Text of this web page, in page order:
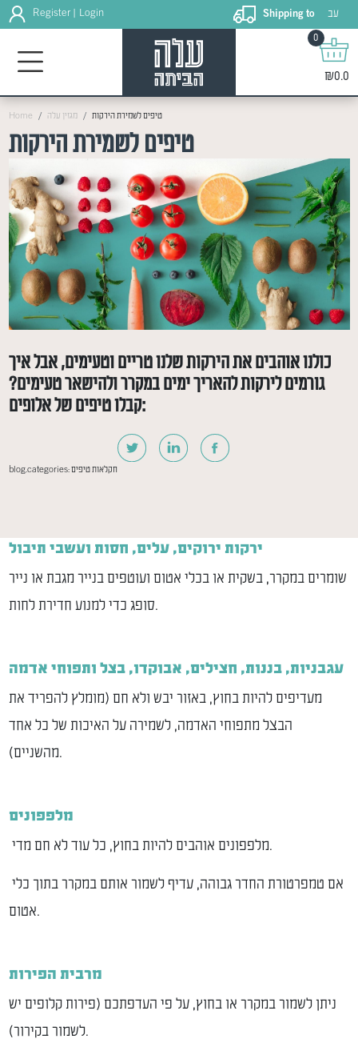
Register Login Shipping to
עב
0
₪0.0
Home מגזין עלה טיפים לשמירת הירקות
טיפים לשמירת הירקות
כולנו אוהבים את הירקות שלנו טריים וטעימים, אבל איך
גורמים לירקות להאריך ימים במקרר ולהישאר טעימים?
קבלו טיפים של אלופים:
blog.categories: חקלאותטיפים
ירקות ירוקים, עלים, חסות ועשבי תיבול
שומרים במקרר, בשקית או בכלי אטום ועוטפים בנייר מגבת או נייר
סופג כדי למנוע חדירת לחות.
עגבניות, בננות, חצילים, אבוקדו, בצל ותפוחי אדמה
מעדיפים להיות בחוץ, באזור יבש ולא חם (מומלץ להפריד את
הבצל מתפוחי האדמה, לשמירה על האיכות של כל אחד
מהשניים).
מלפפונים
מלפפונים אוהבים להיות בחוץ, כל עוד לא חם מדי.
אטום.
מרבית הפירות
ניתן לשמור במקרר או בחוץ, על פי העדפתכם (פירות קלופים יש
לשמור בקירור).